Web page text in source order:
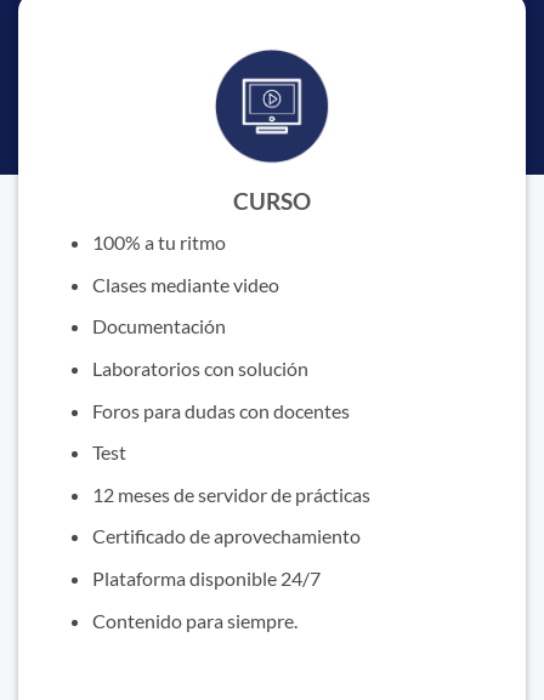
CURSO
100% a tu ritmo
Clases mediante video
Documentación
Laboratorios con solución
Foros para dudas con docentes
Test
12 meses de servidor de prácticas
Certificado de aprovechamiento
Plataforma disponible 24/7
Contenido para siempre.